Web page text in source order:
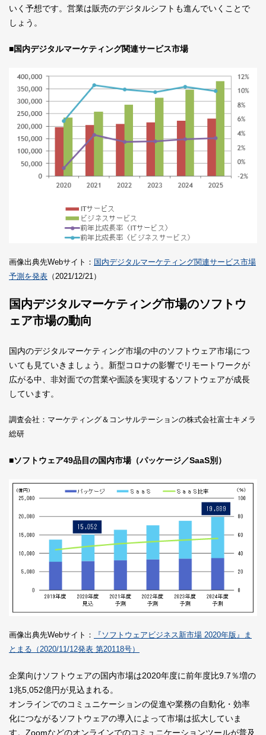
いく予想です。営業は販売のデジタルシフトも進んでいくことで
しょう。
■国内デジタルマーケティング関連サービス市場
画像出典先Webサイト： 国内デジタルマーケティング関連サービス市場
予測を発表 （2021/12/21）
国内デジタルマーケティング市場のソフトウ
ェア市場の動向
国内のデジタルマーケティング市場の中のソフトウェア市場につ
いても見ていきましょう。新型コロナの影響でリモートワークが
広がる中、非対面での営業や面談を実現するソフトウェアが成長
しています。
調査会社：マーケティング＆コンサルテーションの株式会社富士キメラ
総研
■ソフトウェア49品目の国内市場（パッケージ／SaaS別）
画像出典先Webサイト：
『ソフトウェアビジネス新市場 2020年版』ま
とまる（2020/11/12発表 第20118号）
企業向けソフトウェアの国内市場は2020年度に前年度比9.7％増の
1兆5,052億円が見込まれる。
オンラインでのコミュニケーションの促進や業務の自動化・効率
化につながるソフトウェアの導入によって市場は拡大していま
す。Zoomなどのオンラインでのコミュニケーションツールが普及